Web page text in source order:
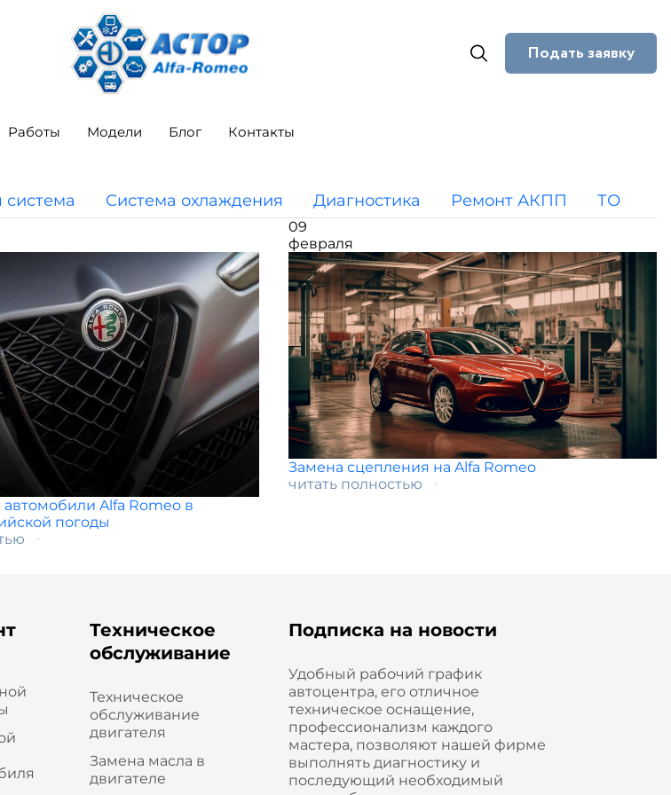
Подать заявку
Работы Модели Блог Контакты
система Система охлаждения Диагностика Ремонт АКПП ТО
автомобили Alfa Romeo в
погоды
09
февраля
Замена сцепления на Alfa Romeo
читать полностью
Техническое
обслуживание
Техническое
обслуживание
двигателя
Замена масла в
двигателе
Подписка на новости
Удобный рабочий график
автоцентра, его отличное
техническое оснащение,
профессионализм каждого
мастера, позволяют нашей фирме
выполнять диагностику и
последующий необходимый